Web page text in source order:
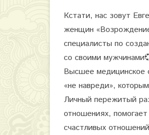
Кстати, нас зовут
женщин
специалисты по
со своими мужчинами
Высшее медицинское
«не навреди»,
Личный пережитый
отношениях,
счастливых